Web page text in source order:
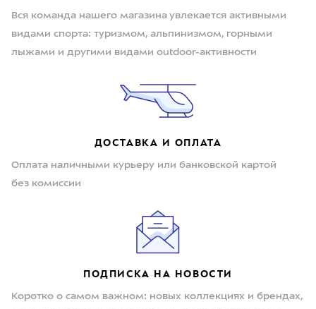
Вся команда нашего магазина увлекается активными
видами спорта: туризмом, альпинизмом, горными
лыжами и другими видами outdoor-активности
ДОСТАВКА И ОПЛАТА
Оплата наличными курьеру или банковской картой
без комиссии
ПОДПИСКА НА НОВОСТИ
Коротко о самом важном: новых коллекциях и брендах,